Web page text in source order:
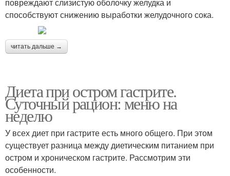
способствуют снижению выработки желудочного сока.
читать дальше →
Диета при остром гастрите.
Суточный рацион: меню на
неделю
У всех диет при гастрите есть много общего. При этом
существует разница между диетическим питанием при
остром и хроническом гастрите. Рассмотрим эти
особенности.